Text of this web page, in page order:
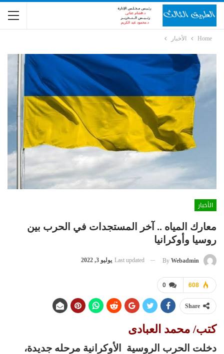
Home الأخبار
الأخبار
معارك المياه .. آخر المستجدات في الحرب بين
روسيا وأوكرانيا
By Webadmin
Last updated يوليو 3, 2022
0 608
Share
كتب/ محمد العبادى
دخلت الحرب الروسية الأوكرانية مرحله جديدة،